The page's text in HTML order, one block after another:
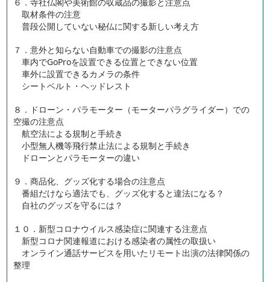
取材条件の注意
普段公開していない秘仏に関する新しい考え方
７．意外と知らない自動車での撮影の注意点
車内でGoProを設置できる位置とできない位置
車外に設置できるカメラの条件
シートベルト・ヘッドレスト
８．ドローン・パラモーター（モーターパラグライダー）での
空撮の注意点
航空法による規制と手続き
小型無人機等飛行禁止法による規制と手続き
ドローンとパラモーターの違い
９．商品化、グッズ化する場合の注意点
番組だけなら適法でも、グッズ化すると違法になる？
自社のグッズを守るには？
１０．新型コロナウイルス感染症に関連する注意点
新型コロナ関連報道における感染者の属性の取扱い
オンライン通話サービスを用いたリモート出演の法律関係の
整理